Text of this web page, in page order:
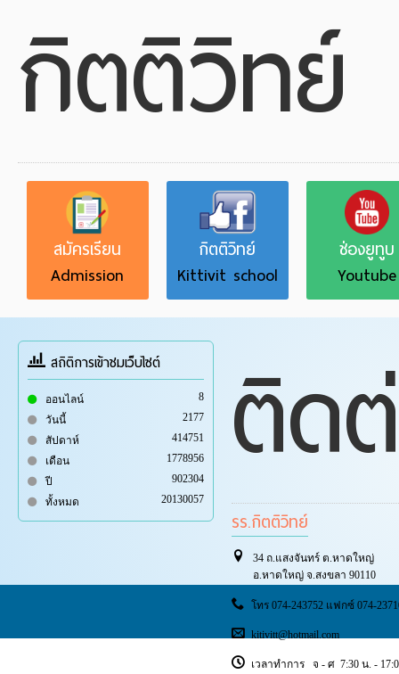
กิตติวิทย์
สมัครเรียน
Admission
กิตติวิทย์
Kittivit school
ช่องยูทูบ
Youtube
สถิติการเข้าชมเว็บไซต์
ออนไลน์
8
วันนี้
2177
สัปดาห์
414751
เดือน
1778956
ปี
902304
ทั้งหมด
20130057 ติด
รร.กิตติวิทย์
34 ถ.แสงจันทร์ ต.หาดใหญ่
อ.หาดใหญ่ จ.สงขลา 90110
โทร 074-243752 แฟกซ์ 074-
kitivitt@hotmail.com
เวลาทำการ จ - ศ 7:30 น. -